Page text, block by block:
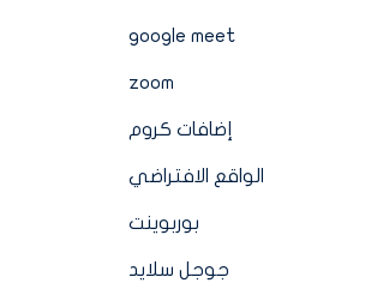
google meet
zoom
إضافات كروم
الواقع الافتراضي
بوربوينت
جوجل سلايد